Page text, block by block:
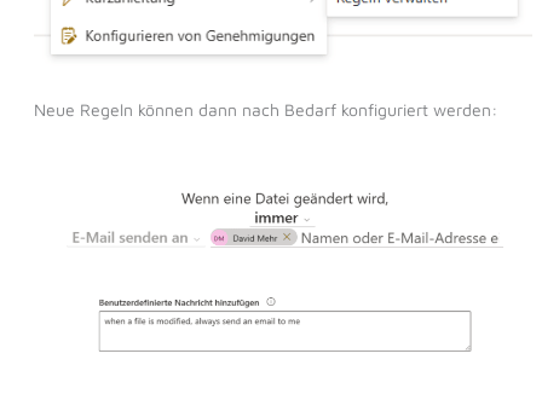
Neue Regeln können dann nach Bedarf konfiguriert werden: